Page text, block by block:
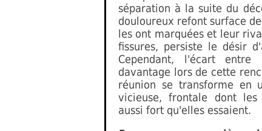
séparation à la suite du
douloureux refont surface
les ont marquées et leur
fissures, persiste le désir
Cependant, l'écart
davantage lors de cette
réunion se transforme en
vicieuse, frontale dont
aussi fort qu'elles essaient.